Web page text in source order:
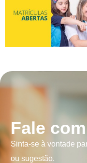
Fale
Sinta-se à vontade
ou sugestão.